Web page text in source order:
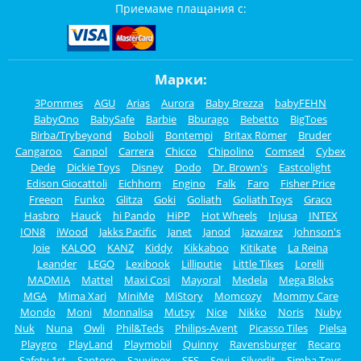
Приемаме плащания с:
Марки:
3Pommes AGU Arias Aurora Baby Brezza
babyFEHN
BabyOno
BabySafe Barbie Bburago Bebetto
BigToes
Birba/Trybeyond
Boboli Bontempi Britax Römer
Bruder
Cangaroo
Canpol Carrera Chicco Chipolino Comsed
Cybex
Dede
Dickie Toys Disney Dodo Dr. Brown's
Eastcolight
Edison Giocattoli
Eichhorn Engino Falk Faro
Fisher Price
Freeon
Funko Glitza Goki Goliath Goliath Toys
Graco
Hasbro
Hauck hi Pando HiPP Hot Wheels Injusa
INTEX
ION8
iWood Jakks Pacific Janet Janod Jazwarez
Johnson's
Joie
KALOO KANZ Kiddy Kikkaboo Kitikate
La Reina
Leander
LEGO Lexibook Lilliputie Little Tikes
Lorelli
MADMIA
Mattel Maxi Cosi Mayoral Medela
Mega Bloks
MGA
Mima Xari MiniMe MiStory Momcozy
Mommy Care
Mondo
Moni Monnalisa Mutsy Nice Nikko Noris
Nuby
Nuk
Nuna Owli Phil&Teds Philips-Avent Picasso Tiles
Pielsa
Playgro
PlayLand Playmobil Quinny Ravensburger
Recaro